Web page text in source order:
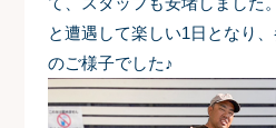
と遭遇して楽しい1日となり
のご様子でした♪